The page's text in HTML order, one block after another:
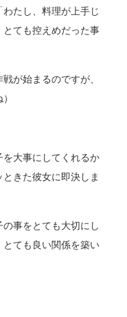
たし、料理が上手じ
とても控えめだった事
が始まるのですが、
大事にしてくれるか
きた彼女に即決しま
事をとても大切にし
ても良い関係を築い